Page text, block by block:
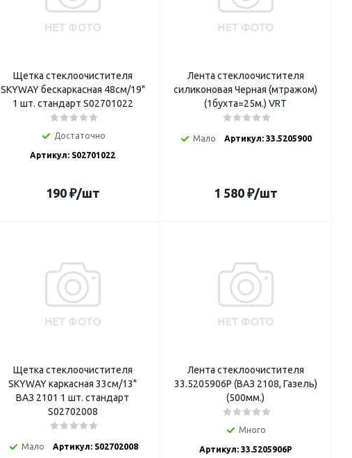
Щетка стеклоочистителя
SKYWAY бескаркасная 48см/19"
1 шт. стандарт S02701022
Достаточно
Артикул: S02701022
190₽/шт
Лента стеклоочистителя
силиконовая Черная (мтражом)
(1бухта=25м.) VRT
Мало Артикул: 33.5205900
1 580₽/шт
Щетка стеклоочистителя
SKYWAY каркасная 33см/13"
ВАЗ 2101 1 шт. стандарт
S02702008
Мало Артикул: S02702008
Лента стеклоочистителя
33.5205906Р (ВАЗ 2108, Газель)
(500мм.)
Много
Артикул: 33.5205906Р